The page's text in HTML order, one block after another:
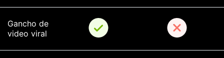
Gancho de
video viral